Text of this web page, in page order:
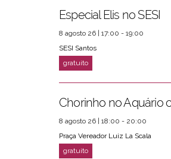
Especial Elis no SESI
8 agosto 26 | 17:00 - 19:00
SESI Santos
8 agosto 26 | 18:00 - 20:00
Praça Vereador Luiz La Scala